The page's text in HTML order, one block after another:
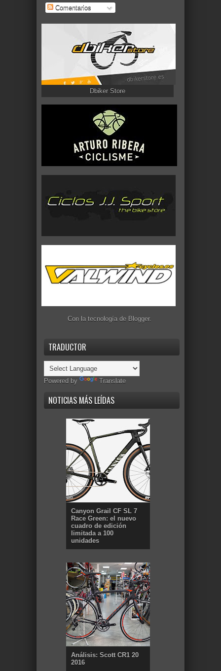
Comentarios
Dbiker Store
Con la tecnología de Blogger.
TRADUCTOR
Powered by Translate
NOTICIAS MÁS LEÍDAS
Canyon Grail CF SL 7
Race Green: el nuevo
cuadro de edición
limitada a 100
unidades
Análisis: Scott CR1 20
2016